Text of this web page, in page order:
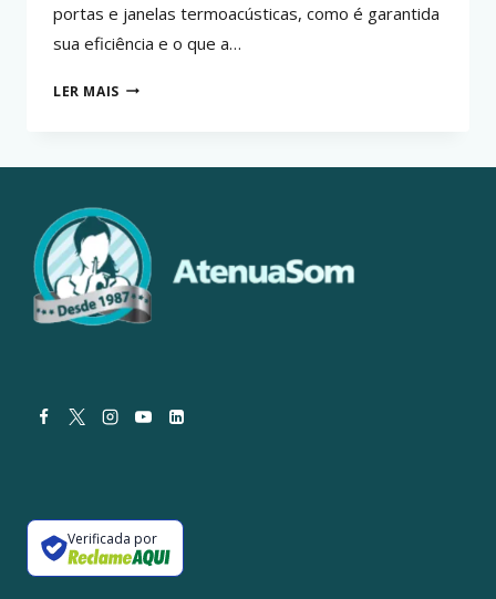
portas e janelas termoacústicas, como é garantida
sua eficiência e o que a…
LER MAISPAUTAS
TERMOACÚSTICAS,
COM
NICOLE
FISCHER
Verificada por